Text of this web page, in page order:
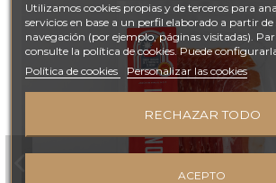
Utilizamos cookies propias y de terceros para
servicios en base a un perfil elaborado a partir de
navegación (por ejemplo, páginas visitadas).
consulte la política de cookies. Puede
Política de cookies
Personalizar las cookies
RECHAZAR TODO
ACEPTO